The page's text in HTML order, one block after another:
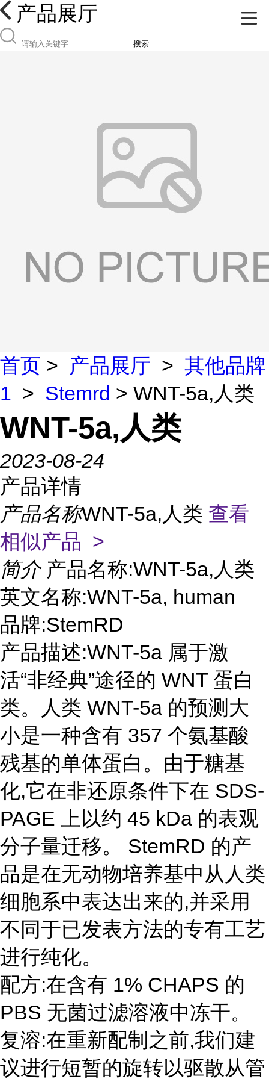
产品展厅
搜索
首页 > 产品展厅 > 其他品牌
1 > Stemrd > WNT-5a,人类
WNT-5a,人类
2023-08-24
产品详情
产品名称WNT-5a,人类 查看
相似产品 >
简介 产品名称:WNT-5a,人类
英文名称:WNT-5a, human
品牌:StemRD
产品描述:WNT-5a 属于激
活“非经典”途径的 WNT 蛋白
类。人类 WNT-5a 的预测大
小是一种含有 357 个氨基酸
残基的单体蛋白。由于糖基
化,它在非还原条件下在 SDS-
PAGE 上以约 45 kDa 的表观
分子量迁移。 StemRD 的产
品是在无动物培养基中从人类
细胞系中表达出来的,并采用
不同于已发表方法的专有工艺
进行纯化。
配方:在含有 1% CHAPS 的
PBS 无菌过滤溶液中冻干。
复溶:在重新配制之前,我们建
议进行短暂的旋转以驱散从管